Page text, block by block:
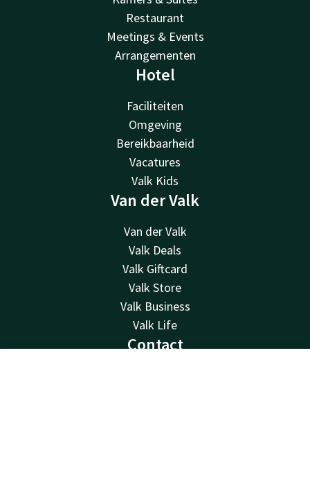
Restaurant
Meetings & Events
Arrangementen
Hotel
Faciliteiten
Omgeving
Bereikbaarheid
Vacatures
Valk Kids
Van der Valk
Van der Valk
Valk Deals
Valk Giftcard
Valk Store
Valk Business
Valk Life
Contact